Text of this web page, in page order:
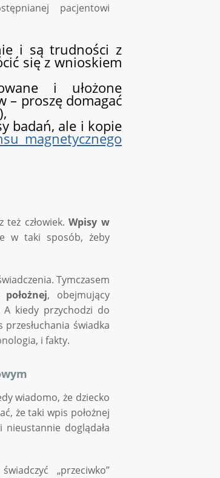
pacjentowi
i są trudności z
się z wnioskiem
i ułożone
– proszę domagać
badań, ale i kopie
magnetycznego
też człowiek.Wpisy w
w taki sposób, żeby
Tymczasem
, obejmujący
A kiedy przychodzi do
świadka
i fakty.
wiadomo, że dziecko
że taki wpis położnej
nieustannie doglądała
„przeciwko”